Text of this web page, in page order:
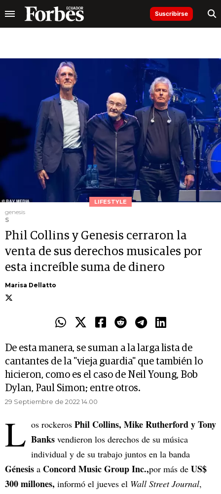
Suscribirse
LIFESTYLE
genesis
S
Phil Collins y Genesis cerraron la
venta de sus derechos musicales por
esta increíble suma de dinero
Marisa Dellatto
De esta manera, se suman a la larga lista de
cantantes de la "vieja guardia" que también lo
hicieron, como es el caso de Neil Young, Bob
Dylan, Paul Simon; entre otros.
29 Septiembre de 2022 14.00
L os rockeros Phil Collins, Mike Rutherford y Tony
Banks vendieron los derechos de su música
individual y de su trabajo juntos en la banda
Génesis a Concord Music Group Inc.,por más de US$
300 millones, informó el jueves el Wall Street Journal,